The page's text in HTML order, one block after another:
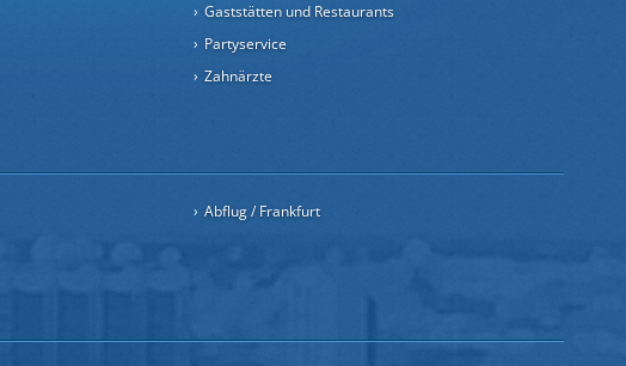
Gaststätten und Restaurants
Partyservice
Zahnärzte
Abflug / Frankfurt